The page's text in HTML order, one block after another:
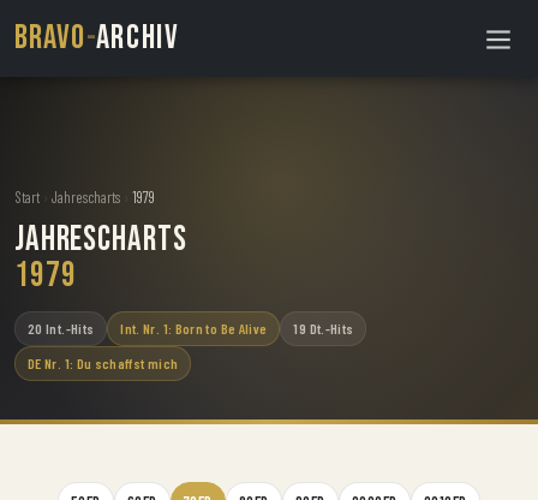
BRAVO-ARCHIV
Start Jahrescharts 1979
Jahrescharts
1979
20 Int.-Hits Int. Nr. 1: Born to Be Alive 19 Dt.-Hits
DE Nr. 1: Du schaffst mich